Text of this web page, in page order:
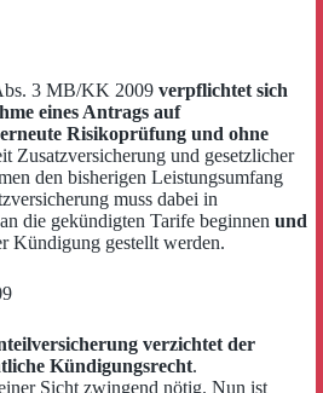
3 MB/KK 2009 verpflichtet sich
eines Antrags auf
Risikoprüfung und ohne
Zusatzversicherung und gesetzlicher
den bisherigen Leistungsumfang
muss dabei in
an die gekündigten Tarife beginnen und
Kündigung gestellt werden.
verzichtet der
Kündigungsrecht.
Sicht zwingend nötig. Nun ist